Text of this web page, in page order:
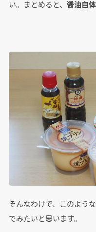
い。まとめると、 醤油自
そんなわけで、このよう
でみたいと思います。